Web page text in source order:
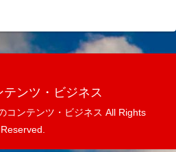
テンツ・ビジネス
コンテンツ・ビジネス All Rights
Reserved.